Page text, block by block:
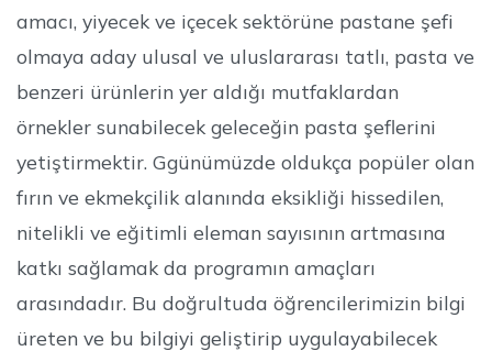
amacı, yiyecek ve içecek sektörüne pastane şefi
olmaya aday ulusal ve uluslararası tatlı, pasta ve
benzeri ürünlerin yer aldığı mutfaklardan
örnekler sunabilecek geleceğin pasta şeflerini
yetiştirmektir. Ggünümüzde oldukça popüler olan
fırın ve ekmekçilik alanında eksikliği hissedilen,
nitelikli ve eğitimli eleman sayısının artmasına
katkı sağlamak da programın amaçları
arasındadır. Bu doğrultuda öğrencilerimizin bilgi
üreten ve bu bilgiyi geliştirip uygulayabilecek